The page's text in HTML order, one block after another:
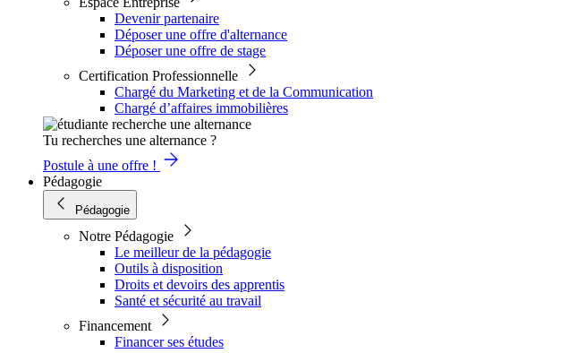
Devenir partenaire
Déposer une offre d'alternance
Déposer une offre de stage
Certification Professionnelle
Chargé du Marketing et de la Communication
Chargé d’affaires immobilières
Tu recherches une alternance ?
Postule à une offre !
Pédagogie
Pédagogie
Notre Pédagogie
Le meilleur de la pédagogie
Outils à disposition
Droits et devoirs des apprentis
Santé et sécurité au travail
Financement
Financer ses études